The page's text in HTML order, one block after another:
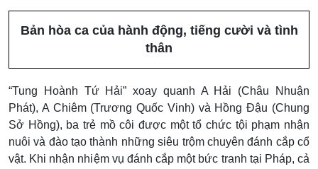
Bản hòa ca của hành động, tiếng cười và tình
thân
“Tung Hoành Tứ Hải” xoay quanh A Hải (Châu Nhuận
Phát), A Chiêm (Trương Quốc Vinh) và Hồng Đậu (Chung
Sở Hồng), ba trẻ mồ côi được một tổ chức tội phạm nhận
nuôi và đào tạo thành những siêu trộm chuyên đánh cắp cổ
vật. Khi nhận nhiệm vụ đánh cắp một bức tranh tại Pháp, cả